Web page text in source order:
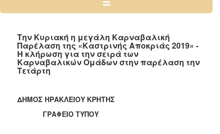
2024
2022
2021
2020
2018
2017
Την Κυριακή η μεγάλη Καρναβαλική
Παρέλαση της «Καστρινής Αποκριάς 2019» -
Η κλήρωση για την σειρά των
Καρναβαλικών Ομάδων στην παρέλαση την
Τετάρτη
ΔΗΜΟΣ ΗΡΑΚΛΕΙΟΥ ΚΡΗΤΗΣ
ΓΡΑΦΕΙΟ ΤΥΠΟΥ